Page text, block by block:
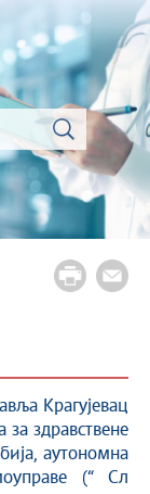
Крагујевац
здравствене
аутономна
(“ Сл